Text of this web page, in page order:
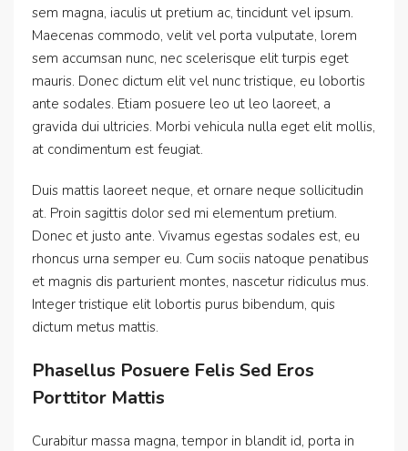
sem magna, iaculis ut pretium ac, tincidunt vel ipsum.
Maecenas commodo, velit vel porta vulputate, lorem
sem accumsan nunc, nec scelerisque elit turpis eget
mauris. Donec dictum elit vel nunc tristique, eu lobortis
ante sodales. Etiam posuere leo ut leo laoreet, a
gravida dui ultricies. Morbi vehicula nulla eget elit mollis,
at condimentum est feugiat.
Duis mattis laoreet neque, et ornare neque sollicitudin
at. Proin sagittis dolor sed mi elementum pretium.
Donec et justo ante. Vivamus egestas sodales est, eu
rhoncus urna semper eu. Cum sociis natoque penatibus
et magnis dis parturient montes, nascetur ridiculus mus.
Integer tristique elit lobortis purus bibendum, quis
dictum metus mattis.
Phasellus Posuere Felis Sed Eros
Porttitor Mattis
Curabitur massa magna, tempor in blandit id, porta in